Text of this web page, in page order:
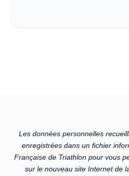
Les données personnelles
enregistrées dans un fichier
Française de Triathlon pour vous
sur le nouveau site Internet de